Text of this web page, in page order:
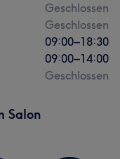
Geschlossen
Geschlossen
09:00–18:30
09:00–14:00
Geschlossen
Salon